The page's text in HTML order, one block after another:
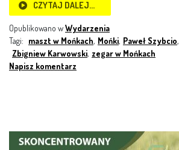
CZYTAJ DALEJ…
Opublikowano wWydarzenia
Tagi: maszt w Mońkach, Mońki, Paweł Szybcio,
Zbigniew Karwowski, zegar w Mońkach
Napisz komentarz